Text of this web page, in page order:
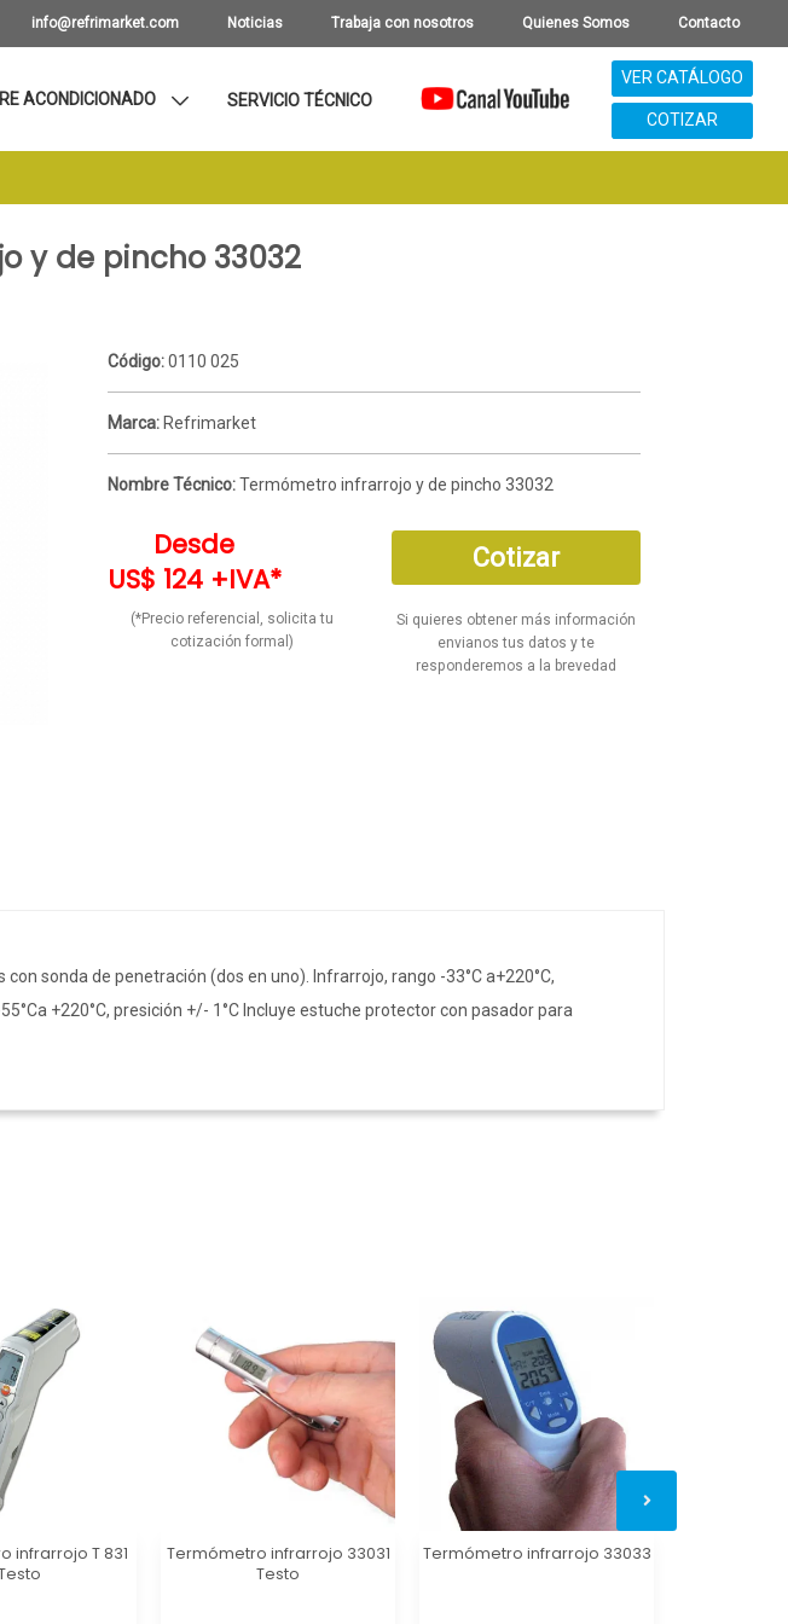
info@refrimarket.com Noticias Trabaja con nosotros Quienes Somos Contacto
ACONDICIONADO SERVICIO TÉCNICO
VER CATÁLOGO
COTIZAR
y de pincho 33032
Código:0110 025
Marca: Refrimarket
Nombre Técnico:Termómetro infrarrojo y de pincho 33032
Desde
US$ 124 +IVA*
(*Precio referencial, solicita tu
cotización formal)
Cotizar
Si quieres obtener más información
envianos tus datos y te
responderemos a la brevedad
sonda de penetración (dos en uno). Infrarrojo, rango -33°C a+220°C,
+220°C, presición +/- 1°C Incluye estuche protector con pasador para
infrarrojo T 831
Termómetro infrarrojo 33031
Testo
Termómetro infrarrojo 33033